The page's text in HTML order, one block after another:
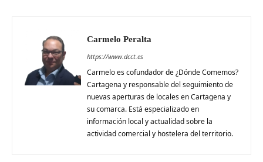
Carmelo Peralta
https://www.dcct.es
Carmelo es cofundador de ¿Dónde Comemos?
Cartagena y responsable del seguimiento de
nuevas aperturas de locales en Cartagena y
su comarca. Está especializado en
información local y actualidad sobre la
actividad comercial y hostelera del territorio.